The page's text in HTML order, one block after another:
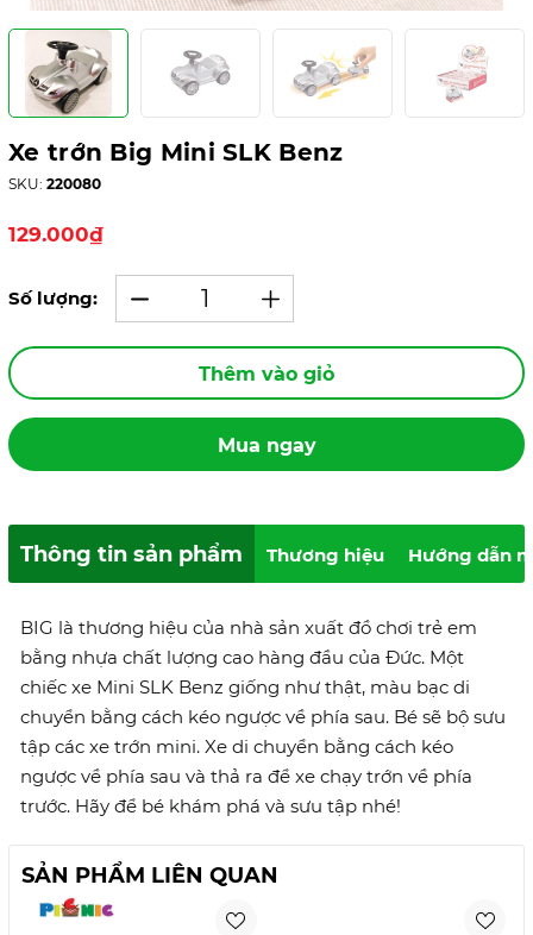
Xe trớn Big Mini SLK Benz
SKU: 220080
129.000₫
Số lượng:
Thêm vào giỏ
Mua ngay
Thông tin sản phẩm Thương hiệu Hướng dẫn
BIG là thương hiệu của nhà sản xuất đồ chơi trẻ em
bằng nhựa chất lượng cao hàng đầu của Đức. Một
chiếc xe Mini SLK Benz giống như thật, màu bạc di
chuyển bằng cách kéo ngược về phía sau. Bé sẽ bộ sưu
tập các xe trớn mini. Xe di chuyển bằng cách kéo
ngược về phía sau và thả ra để xe chạy trớn về phía
trước. Hãy để bé khám phá và sưu tập nhé!
SẢN PHẨM LIÊN QUAN